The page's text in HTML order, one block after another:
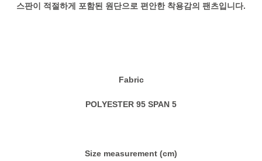
스판이 적절하게 포함된 원단으로 편안한 착용감의 팬츠입니다.
Fabric
POLYESTER 95 SPAN 5
Size measurement (cm)